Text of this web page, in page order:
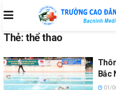
Thẻ:thể thao
Bắc
01/